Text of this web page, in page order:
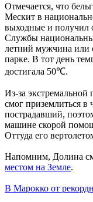
Отмечается, что
Мескит в
выходные и получил
Службы
летний мужчина или
парке. В тот день
достигала 50℃.
Из-за
смог приземлиться в
пострадавший,
машине скорой
Оттуда его
Напомним, Долина
местом на Земле.
В Марокко от